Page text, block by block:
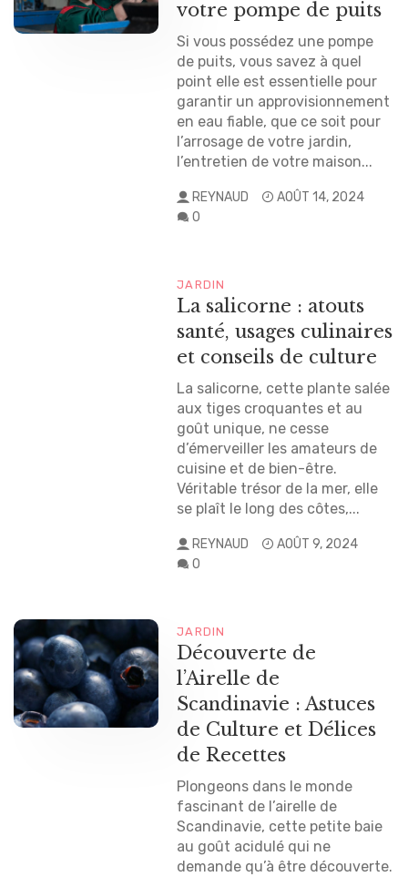
votre pompe de puits
Si vous possédez une pompe
de puits, vous savez à quel
point elle est essentielle pour
garantir un approvisionnement
en eau fiable, que ce soit pour
l’arrosage de votre jardin,
l’entretien de votre maison...
REYNAUD
AOÛT 14, 2024
0
JARDIN
La salicorne : atouts
santé, usages culinaires
et conseils de culture
La salicorne, cette plante salée
aux tiges croquantes et au
goût unique, ne cesse
d’émerveiller les amateurs de
cuisine et de bien-être.
Véritable trésor de la mer, elle
se plaît le long des côtes,...
REYNAUD
AOÛT 9, 2024
0
JARDIN
Découverte de
l’Airelle de
Scandinavie : Astuces
de Culture et Délices
de Recettes
Plongeons dans le monde
fascinant de l’airelle de
Scandinavie, cette petite baie
au goût acidulé qui ne
demande qu’à être découverte.